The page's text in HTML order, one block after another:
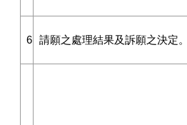
6 請願之處理結果及訴願之決定。